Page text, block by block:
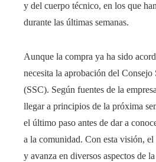
y del cuerpo técnico, en los que
durante las últimas semanas.
Aunque la compra ya ha sido
necesita la aprobación del
(SSC). Según fuentes de la
llegar a principios de la próxima
el último paso antes de dar a
a la comunidad. Con esta visión,
y avanza en diversos aspectos de